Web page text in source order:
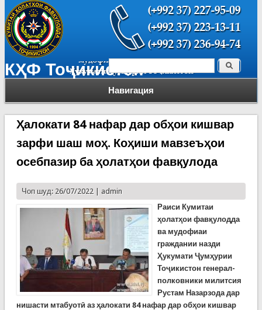
КҲФ Тоҷикистон
Навигация
Форма поиска Поиск
Ҳалокати 84 нафар дар обҳои кишвар
зарфи шаш моҳ. Коҳиши мавзеъҳои
осебпазир ба ҳолатҳои фавқулода
Чоп шуд: 26/07/2022 | admin
Раиси Кумитаи
ҳолатҳои фавқулодда
ва мудофиаи
граждании назди
Ҳукумати Ҷумҳурии
Тоҷикистон генерал-
полковники милитсия
Рустам Назарзода дар
нишасти мтабуотӣ аз ҳалокати 84 нафар дар обҳои кишвар